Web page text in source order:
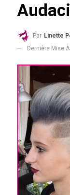
Par Linette
Dernière Mise